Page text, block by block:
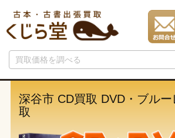
深谷市 CD買取 DVD・ブル
取